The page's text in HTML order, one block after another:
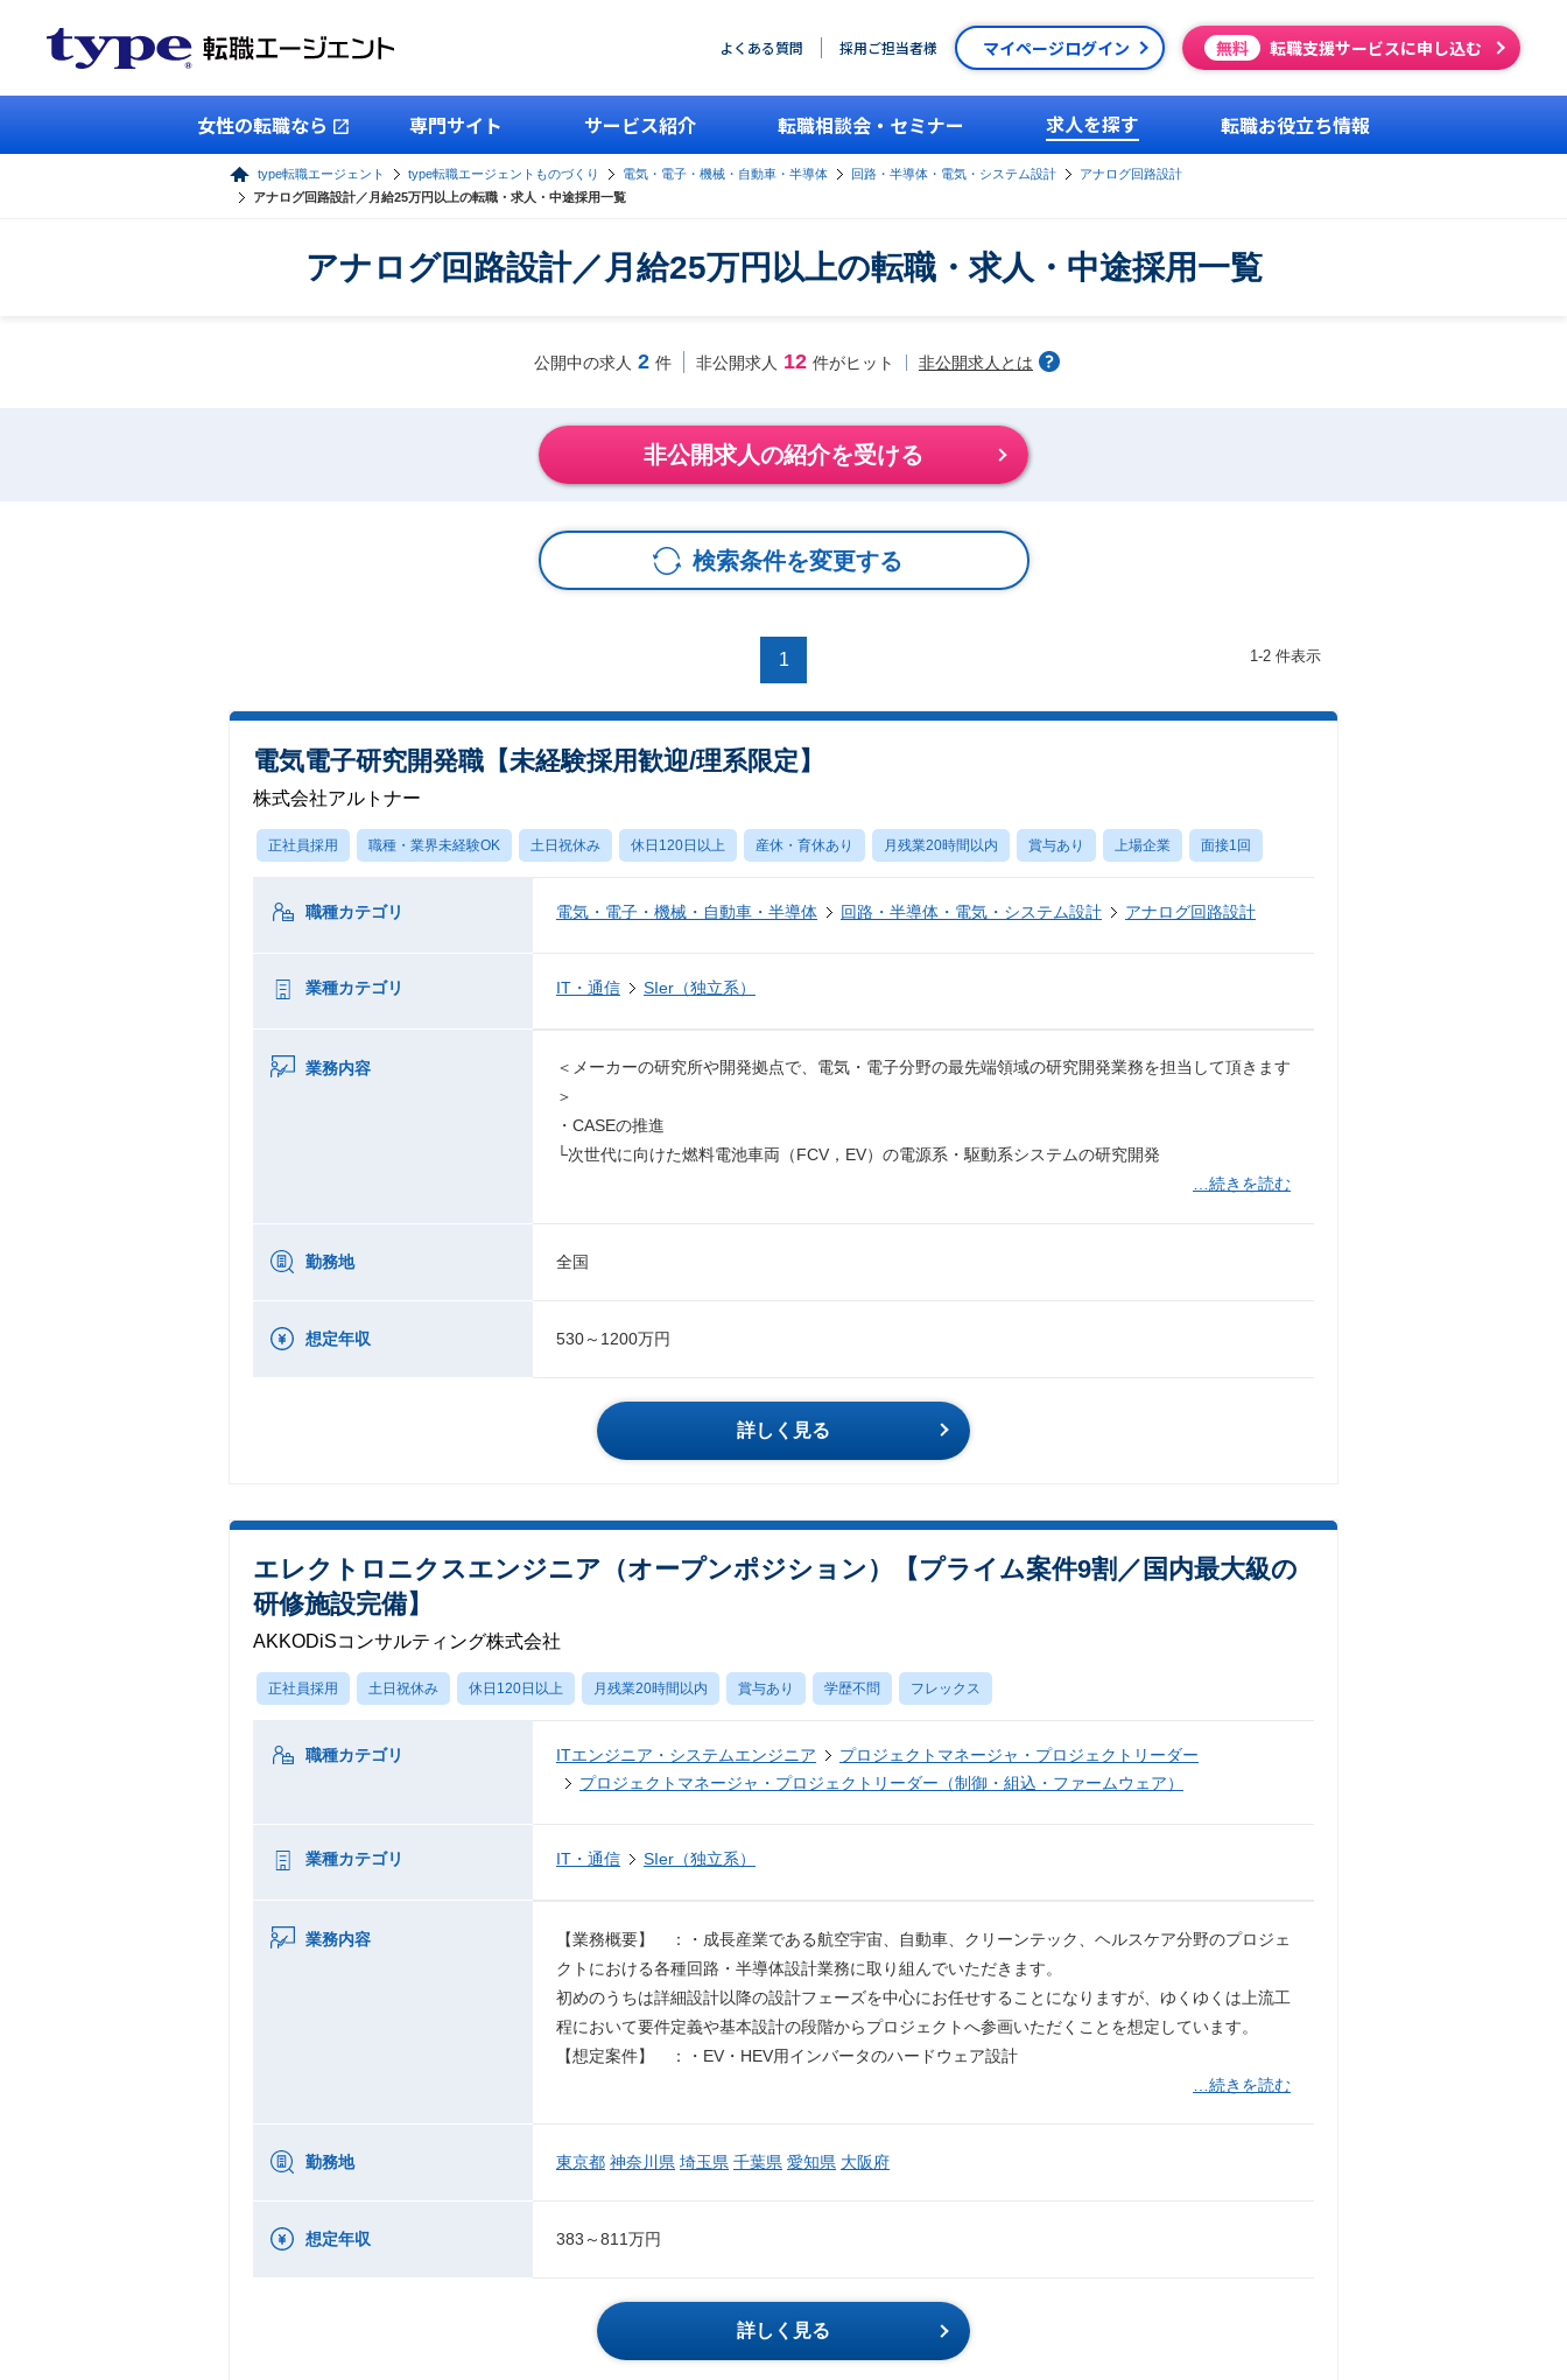
よくある質問 採用ご担当者様 マイページログイン 無料 転職支援サービスに申し込む
女性の転職なら 専門サイト サービス紹介 転職相談会・セミナー 求人を探す 転職お役立ち情報
type転職エージェント type転職エージェントものづくり 電気・電子・機械・自動車・半導体 回路・半導体・電気・システム設計
アナログ回路設計
アナログ回路設計／月給25万円以上の転職・求人・中途採用一覧
アナログ回路設計／月給25万円以上の転職・求人・中途採用一覧
公開中の求人 2 件 非公開求人 12 件がヒット 非公開求人とは
非公開求人の紹介を受ける
検索条件を変更する
1 1-2 件表示
電気電子研究開発職【未経験採用歓迎/理系限定】
株式会社アルトナー
正社員採用 職種・業界未経験OK 土日祝休み 休日120日以上 産休・育休あり 月残業20時間以内 賞与あり 上場企業 面接1回
職種カテゴリ 電気・電子・機械・自動車・半導体 回路・半導体・電気・システム設計 アナログ回路設計
業種カテゴリ IT・通信 SIer（独立系）
業務内容
＜メーカーの研究所や開発拠点で、電気・電子分野の最先端領域の研究開発業務を担当して頂きます
＞
・CASEの推進
└次世代に向けた燃料電池車両（FCV，EV）の電源系・駆動系システムの研究開発
…続きを読む
勤務地 全国
想定年収 530～1200万円
詳しく見る
エレクトロニクスエンジニア（オープンポジション）【プライム案件9割／国内最大級の
研修施設完備】
AKKODiSコンサルティング株式会社
正社員採用 土日祝休み 休日120日以上 月残業20時間以内 賞与あり 学歴不問 フレックス
職種カテゴリ ITエンジニア・システムエンジニア
プロジェクトマネージャ・プロジェクトリーダー
プロジェクトマネージャ・プロジェクトリーダー（制御・組込・ファームウェア）
業種カテゴリ IT・通信 SIer（独立系）
業務内容
【業務概要】 ：・成長産業である航空宇宙、自動車、クリーンテック、ヘルスケア分野のプロジェ
クトにおける各種回路・半導体設計業務に取り組んでいただきます。
初めのうちは詳細設計以降の設計フェーズを中心にお任せすることになりますが、ゆくゆくは上流工
程において要件定義や基本設計の段階からプロジェクトへ参画いただくことを想定しています。
【想定案件】 ：・EV・HEV用インバータのハードウェア設計
…続きを読む
勤務地 東京都 神奈川県 埼玉県 千葉県 愛知県 大阪府
想定年収 383～811万円
詳しく見る